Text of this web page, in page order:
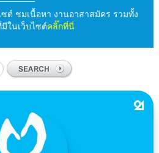
ซต์ ชมเนื้อหา งานอาสาสมัคร รวมทั้ง
ในเว็บไซต์คลิ๊กที่นี่